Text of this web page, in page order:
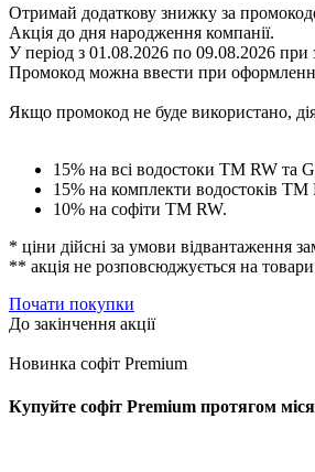
Отримай додаткову знижку за
Акція до дня народження компанії.
У період з 01.08.2026 по 09.08.2026 при
Промокод можна ввести при
Якщо промокод не буде використано,
15% на всі водостоки ТМ RW та
15% на комплекти водостоків ТМ
10% на софіти ТМ RW.
* ціни дійсні за умови відвантаження
** акція не розповсюджується на
Почати покупки
До закінчення акції
Новинка софіт Premium
Купуйте софіт Premium протягом